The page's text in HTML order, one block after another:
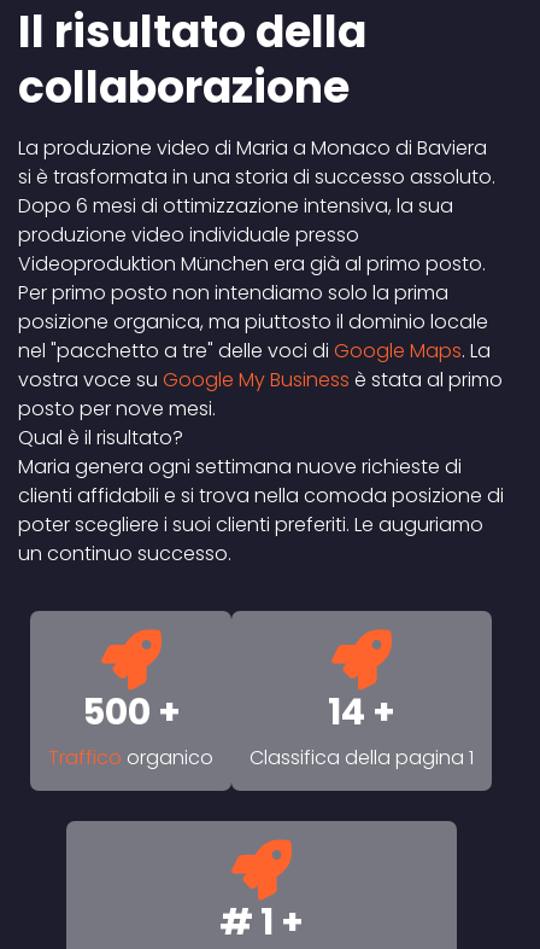
Il risultato della
collaborazione
La produzione video di Maria a Monaco di Baviera
si è trasformata in una storia di successo assoluto.
Dopo 6 mesi di ottimizzazione intensiva, la sua
produzione video individuale presso
Videoproduktion München era già al primo posto.
Per primo posto non intendiamo solo la prima
posizione organica, ma piuttosto il dominio locale
nel "pacchetto a tre" delle voci di Google Maps. La
vostra voce su Google My Business è stata al primo
posto per nove mesi.
Qual è il risultato?
Maria genera ogni settimana nuove richieste di
clienti affidabili e si trova nella comoda posizione di
poter scegliere i suoi clienti preferiti. Le auguriamo
un continuo successo.
500 +
Traffico organico
14 +
Classifica della pagina 1
# 1 +